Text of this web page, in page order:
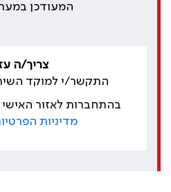
המעודכן
צריך/ה
התקשר/י למוקד
בהתחברות לאזור
מדיניות